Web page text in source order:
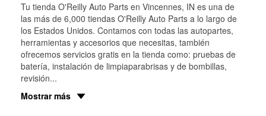
Tu tienda O'Reilly Auto Parts en Vincennes, IN es una de
las más de 6,000 tiendas O'Reilly Auto Parts a lo largo de
los Estados Unidos. Contamos con todas las autopartes,
herramientas y accesorios que necesitas, también
ofrecemos servicios gratis en la tienda como: pruebas de
batería, instalación de limpiaparabrisas y de bombillas,
revisión...
Mostrar más